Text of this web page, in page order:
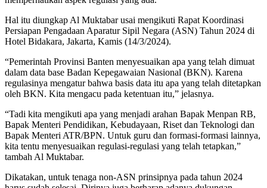
Hal itu diungkap Al Muktabar usai mengikuti Rapat Koordinasi
Persiapan Pengadaan Aparatur Sipil Negara (ASN) Tahun 2024 di
Hotel Bidakara, Jakarta, Kamis (14/3/2024).
“Pemerintah Provinsi Banten menyesuaikan apa yang telah dimuat
dalam data base Badan Kepegawaian Nasional (BKN). Karena
regulasinya mengatur bahwa basis data itu apa yang telah ditetapkan
oleh BKN. Kita mengacu pada ketentuan itu,” jelasnya.
“Tadi kita mengikuti apa yang menjadi arahan Bapak Menpan RB,
Bapak Menteri Pendidikan, Kebudayaan, Riset dan Teknologi dan
Bapak Menteri ATR/BPN. Untuk guru dan formasi-formasi lainnya,
kita tentu menyesuaikan regulasi-regulasi yang telah tetapkan,”
tambah Al Muktabar.
Dikatakan, untuk tenaga non-ASN prinsipnya pada tahun 2024